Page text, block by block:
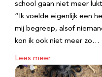
school gaan niet meer
“Ik voelde eigenlijk een
mij begreep, alsof
kon ik ook niet meer zo…
Lees meer